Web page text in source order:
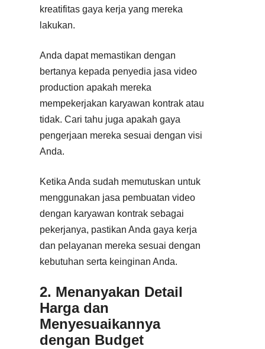
kreatifitas gaya kerja yang mereka
lakukan.
Anda dapat memastikan dengan
bertanya kepada penyedia jasa video
production apakah mereka
mempekerjakan karyawan kontrak atau
tidak. Cari tahu juga apakah gaya
pengerjaan mereka sesuai dengan visi
Anda.
Ketika Anda sudah memutuskan untuk
menggunakan jasa pembuatan video
dengan karyawan kontrak sebagai
pekerjanya, pastikan Anda gaya kerja
dan pelayanan mereka sesuai dengan
kebutuhan serta keinginan Anda.
2. Menanyakan Detail
Harga dan
Menyesuaikannya
dengan Budget